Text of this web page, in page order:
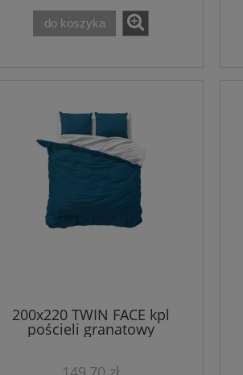
do koszyka
200x220 TWIN FACE kpl
pościeli granatowy
mikroperkal